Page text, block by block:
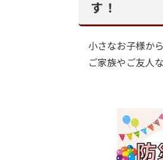
す！
小さなお子様か
ご家族やご友人